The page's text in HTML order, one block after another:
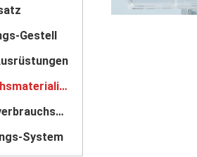
Gestell
Zellkultur-Verbrauchsmaterialien
Medizinisches Laborverbrauchsmaterialien
System